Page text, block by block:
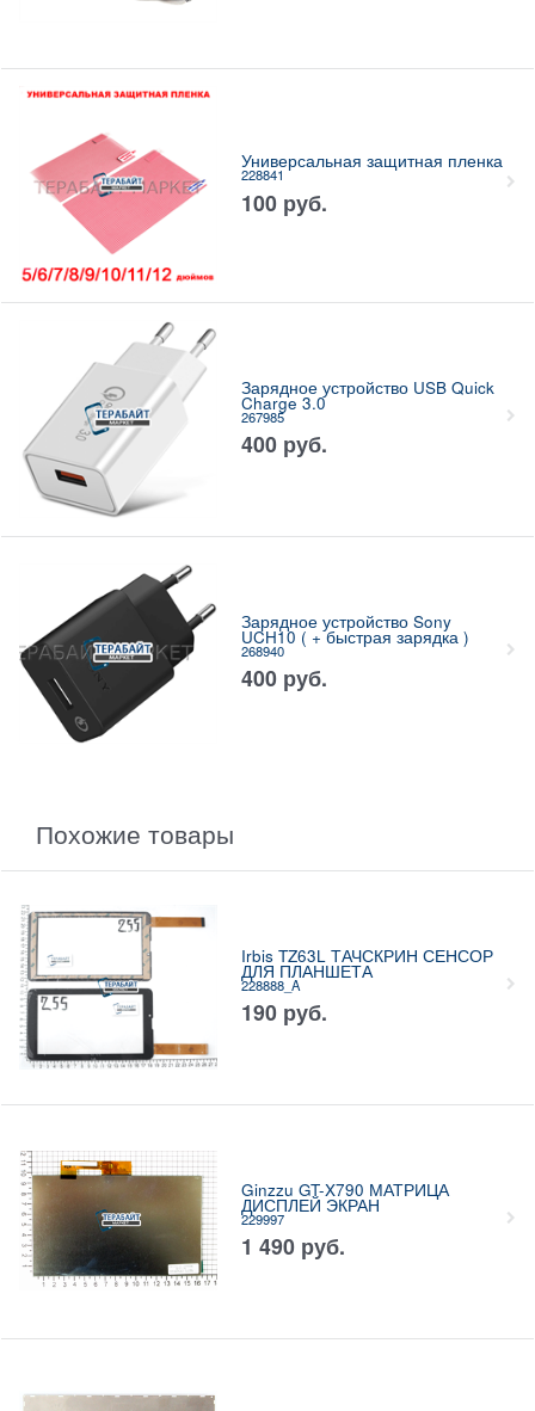
Универсальная защитная пленка
228841
100 руб.
Зарядное устройство USB Quick
Charge 3.0
267985
400 руб.
Зарядное устройство Sony
UCH10 ( + быстрая зарядка )
268940
400 руб.
Похожие товары
Irbis TZ63L ТАЧСКРИН СЕНСОР
ДЛЯ ПЛАНШЕТА
228888_A
190 руб.
Ginzzu GT-X790 МАТРИЦА
ДИСПЛЕЙ ЭКРАН
229997
1 490 руб.